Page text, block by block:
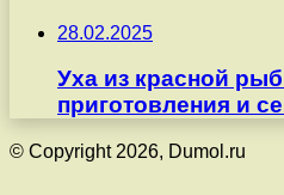
28.02.2025
Уха из красной
приготовления и
© Copyright 2026, Dumol.ru